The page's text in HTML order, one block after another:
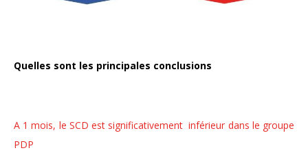
Quelles sont les principales conclusions
A 1 mois, le SCD est significativementinférieur dans le groupe
PDP